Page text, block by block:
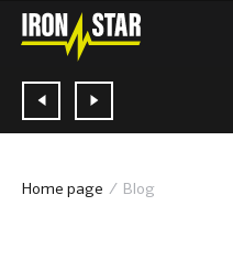
Home page Blog